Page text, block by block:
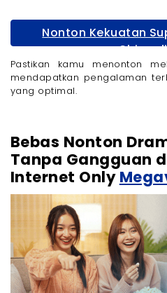
Nonton Kekuatan
China
Pastikan kamu menonton
mendapatkan pengalaman
yang optimal.
Bebas Nonton
Tanpa Gangguan
Internet Only